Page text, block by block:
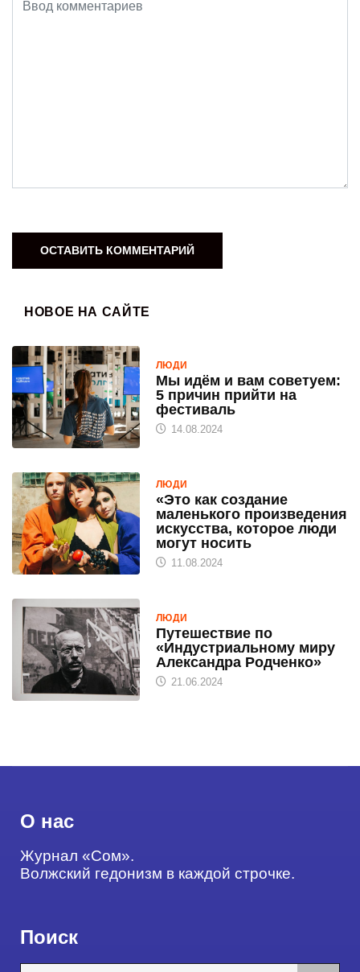
НОВОЕ НА САЙТЕ
ЛЮДИ
Мы идём и вам советуем:
5 причин прийти на
фестиваль
14.08.2024
ЛЮДИ
«Это как создание
маленького произведения
искусства, которое люди
могут носить
11.08.2024
ЛЮДИ
Путешествие по
«Индустриальному миру
Александра Родченко»
21.06.2024
О нас
Журнал «Сом».
Волжский гедонизм в каждой строчке.
Поиск